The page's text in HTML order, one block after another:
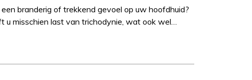
branderig of trekkend gevoel op uw hoofdhuid?
u misschien last van trichodynie, wat ook wel…